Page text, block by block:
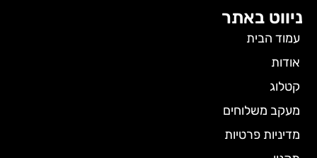
ניווט באתר
עמוד הבית
אודות
קטלוג
מעקב משלוחים
מדיניות פרטיות